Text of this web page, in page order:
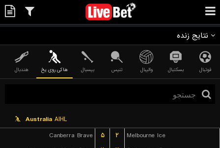
نتایج زنده
فوتبال بسکتبال والیبال تنیس بیسبال هاکی روی یخ هندبال
Australia AIHL
Canberra Brave
۵ ۲
Melbourne Ice